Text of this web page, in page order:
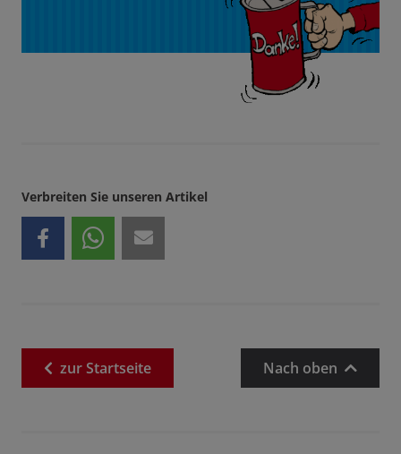
Verbreiten Sie unseren Artikel
zurStartseite Nach oben